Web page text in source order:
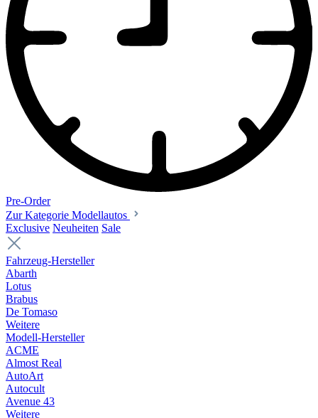
Pre-Order
Zur Kategorie Modellautos
Exclusive Neuheiten Sale
Fahrzeug-Hersteller
Abarth
Lotus
Brabus
De Tomaso
Weitere
Modell-Hersteller
ACME
Almost Real
AutoArt
Autocult
Avenue 43
Weitere